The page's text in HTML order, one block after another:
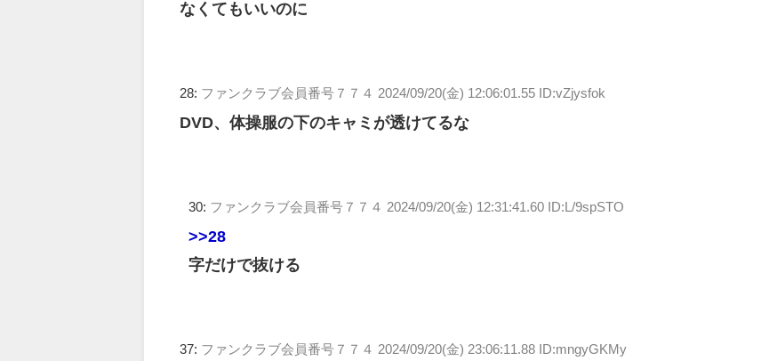
なくてもいいのに
28: ファンクラブ会員番号７７４ 2024/09/20(金) 12:06:01.55 ID:vZjysfok
DVD、体操服の下のキャミが透けてるな
30: ファンクラブ会員番号７７４ 2024/09/20(金) 12:31:41.60 ID:L/9spSTO
>>28
字だけで抜ける
37: ファンクラブ会員番号７７４ 2024/09/20(金) 23:06:11.88 ID:mngyGKMy